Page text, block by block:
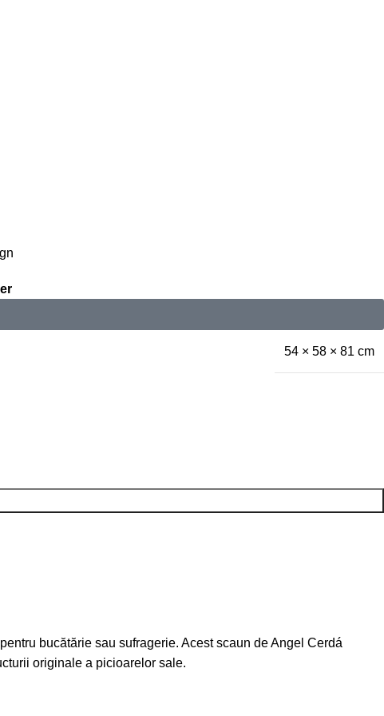
54 × 58 × 81 cm
bucătărie sau sufragerie. Acest scaun de Angel Cerdá
originale a picioarelor sale.